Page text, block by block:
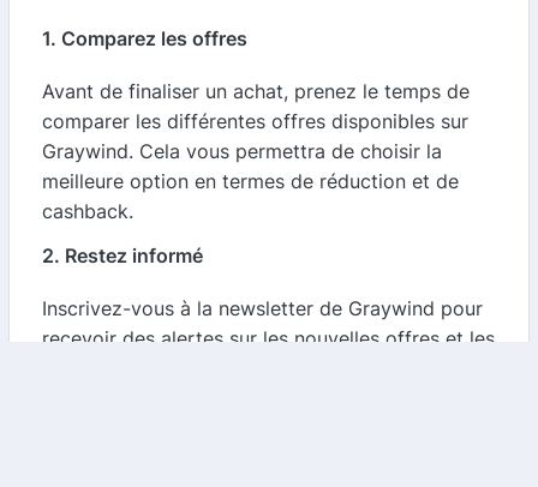
1. Comparez les offres
Avant de finaliser un achat, prenez le temps de
comparer les différentes offres disponibles sur
Graywind. Cela vous permettra de choisir la
meilleure option en termes de réduction et de
cashback.
2. Restez informé
Inscrivez-vous à la newsletter de Graywind pour
recevoir des alertes sur les nouvelles offres et les